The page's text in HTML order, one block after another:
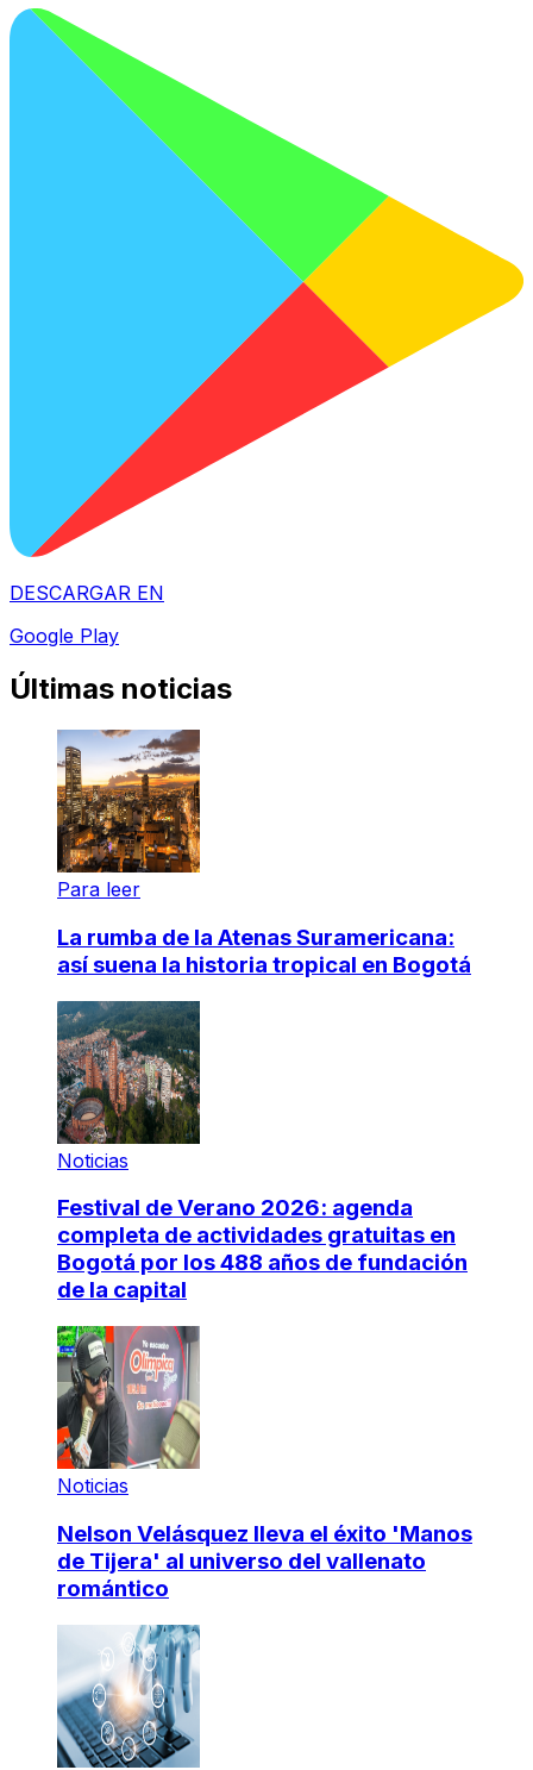
DESCARGAR EN
Google Play
Últimas noticias
Para leer
La rumba de la Atenas Suramericana:
así suena la historia tropical en Bogotá
Noticias
Festival de Verano 2026: agenda
completa de actividades gratuitas en
Bogotá por los 488 años de fundación
de la capital
Noticias
Nelson Velásquez lleva el éxito 'Manos
de Tijera' al universo del vallenato
romántico